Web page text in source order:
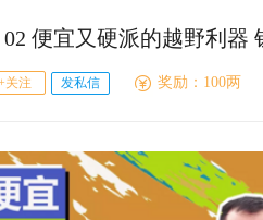
02 便宜又硬派的越野利器
关注 发私信 奖励：100两